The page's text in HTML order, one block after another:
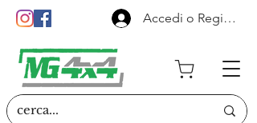
Accedi o Registrati